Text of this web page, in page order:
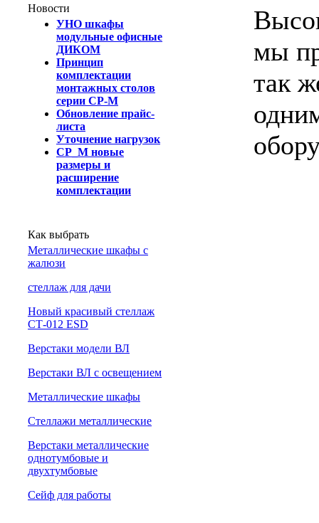
Новости
УНО шкафы
модульные офисные
ДИКОМ
Принцип
комплектации
монтажных столов
серии СР-М
Обновление прайс-
листа
Уточнение нагрузок
СР_М новые
размеры и
расширение
комплектации
Как выбрать
Металлические шкафы с
жалюзи
cтеллаж для дачи
Новый красивый стеллаж
СТ-012 ESD
Верстаки модели ВЛ
Верстаки ВЛ с освещением
Металлические шкафы
Стеллажи металлические
Верстаки металлические
однотумбовые и
двухтумбовые
Сейф для работы
мы
так